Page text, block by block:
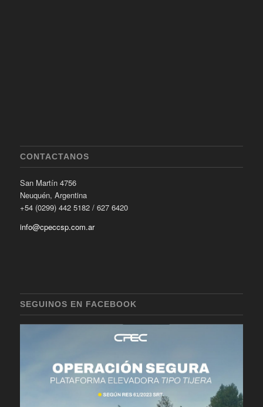
CONTACTANOS
San Martín 4756
Neuquén, Argentina
+54 (0299) 442 5182 / 627 6420
info@cpeccsp.com.ar
SEGUINOS EN FACEBOOK